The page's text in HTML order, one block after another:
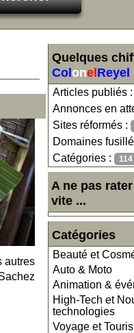
Quelques
Col onel Reyel
Articles publiés :
Annonces en
Sites réformés :
Domaines
Catégories : 114
A ne pas
vite ...
Catégories
Beauté et
Auto & Moto
Animation &
High-Tech et
technologies
Voyage et
autres